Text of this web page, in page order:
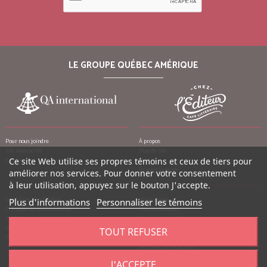
LE GROUPE QUÉBEC AMÉRIQUE
Pour nous joindre
Emplois
À propos
Crédits
Remerciements
Conditions d’utilisation
Politique de confidentialité
Politique contre le harcèlement
Mon compte
Mes commandes
Mes notes de crédit
Mes adresses
Mes informations personnelles
Mes bons de réduction
Ce site Web utilise ses propres témoins et ceux de tiers pour
améliorer nos services. Pour donner votre consentement
à leur utilisation, appuyez sur le bouton J'accepte.
Plus d'informations Personnaliser les témoins
TOUT REFUSER